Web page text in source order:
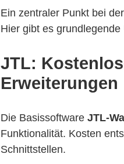
Ein zentraler Punkt bei
Hier gibt es
JTL:
Erweiterungen
Die BasissoftwareJTL-
Funktionalität. Kosten
Schnittstellen.